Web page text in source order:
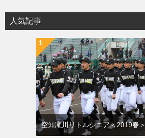
人気記事
空知滝川リトルシニア＜2019春＞